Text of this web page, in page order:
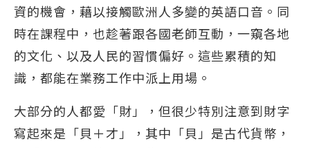
資的機會，藉以接觸歐洲人多變的英語口音。同
時在課程中，也趁著跟各國老師互動，一窺各地
的文化、以及人民的習慣偏好。這些累積的知
識，都能在業務工作中派上用場。
大部分的人都愛「財」，但很少特別注意到財字
寫起來是「貝＋才」，其中「貝」是古代貨幣，